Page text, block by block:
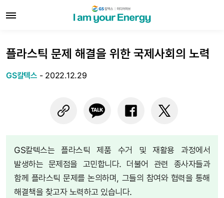
플라스틱 문제 해결을 위한 국제사회의 노력
GS칼텍스 - 2022.12.29
GS칼텍스는 플라스틱 제품 수거 및 재활용 과정에서
발생하는 문제점을 고민합니다. 더불어 관련 종사자들과
함께 플라스틱 문제를 논의하며, 그들의 참여와 협력을 통해
해결책을 찾고자 노력하고 있습니다.